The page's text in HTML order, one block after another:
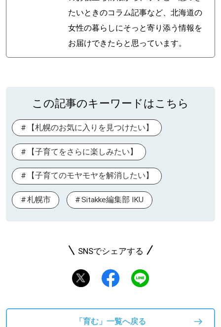
たいときのコラム記事など、北海道の
女性の暮らしにそっと寄り添う情報を
お届けできたらと思っています。
この記事のキーワードはこちら
【札幌のお気に入りを見つけたい】
【子育てをさらに楽しみたい】
【子育てのモヤモヤを解消したい】
札幌市 Sitakke編集部 IKU
SNSでシェアする
「育む」一覧へ戻る